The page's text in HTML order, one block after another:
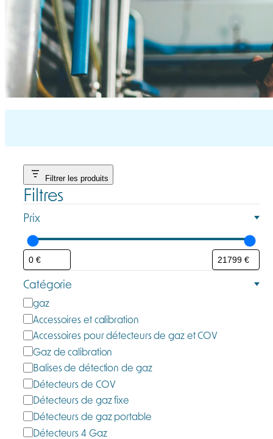
Filtrer les produits
Filtres
Prix
Catégorie
C
a
t
é
g
o
r
i
e
gaz
Accessoires et calibration
Accessoires pour détecteurs de gaz et COV
Gaz de calibration
Balises de détection de gaz
Détecteurs de COV
Détecteurs de gaz fixe
Détecteurs de gaz portable
Détecteurs 4 Gaz